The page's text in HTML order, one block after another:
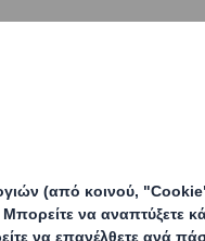
ανθρώπους και τις